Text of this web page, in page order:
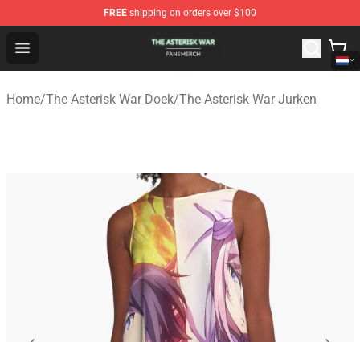
FREE shipping on orders over $100
Open menu
The Asterisk War Shop - Official The Asterisk War
Home/The Asterisk War Doek/The Asterisk War Jurken